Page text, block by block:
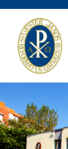
Iskolánkról